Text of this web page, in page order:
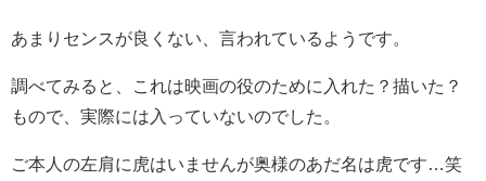
あまりセンスが良くない、言われているようです。
調べてみると、これは映画の役のために入れた？描いた？
もので、実際には入っていないのでした。
ご本人の左肩に虎はいませんが奥様のあだ名は虎です…笑